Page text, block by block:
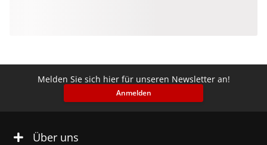
Melden Sie sich hier für unseren Newsletter an!
Anmelden
Über uns